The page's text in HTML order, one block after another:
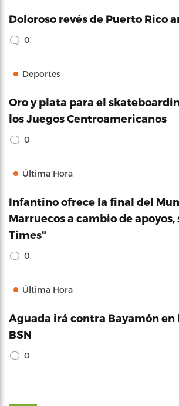
Doloroso revés de Puerto Rico
0
Deportes
Oro y plata para el
los Juegos Centroamericanos
0
Última Hora
Infantino ofrece la final del
Marruecos a cambio de apoyos,
Times"
0
Última Hora
Aguada irá contra Bayamón en
BSN
0